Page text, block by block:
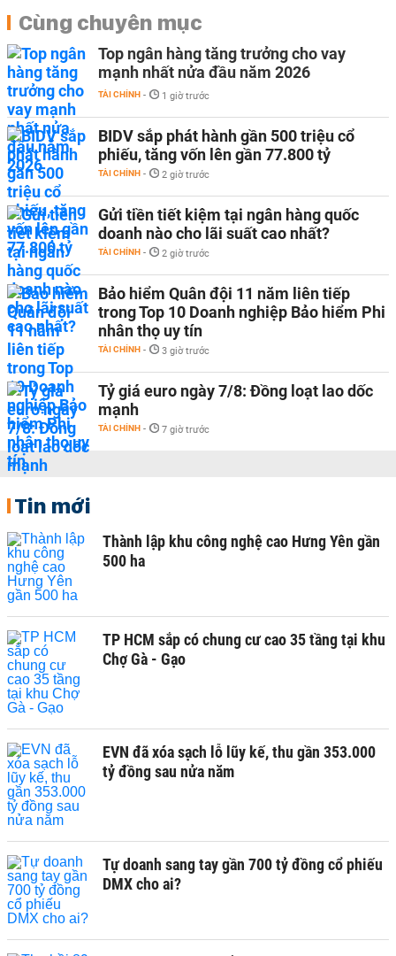
Cùng chuyên mục
Top ngân hàng tăng trưởng cho vay
mạnh nhất nửa đầu năm 2026
TÀI CHÍNH - 1 giờ trước
BIDV sắp phát hành gần 500 triệu cổ
phiếu, tăng vốn lên gần 77.800 tỷ
TÀI CHÍNH - 2 giờ trước
Gửi tiền tiết kiệm tại ngân hàng quốc
doanh nào cho lãi suất cao nhất?
TÀI CHÍNH - 2 giờ trước
Bảo hiểm Quân đội 11 năm liên tiếp
trong Top 10 Doanh nghiệp Bảo hiểm Phi
nhân thọ uy tín
TÀI CHÍNH - 3 giờ trước
Tỷ giá euro ngày 7/8: Đồng loạt lao dốc
mạnh
TÀI CHÍNH - 7 giờ trước
Tin mới
Thành lập khu công nghệ cao Hưng Yên gần
500 ha
TP HCM sắp có chung cư cao 35 tầng tại khu
Chợ Gà - Gạo
EVN đã xóa sạch lỗ lũy kế, thu gần 353.000
tỷ đồng sau nửa năm
Tự doanh sang tay gần 700 tỷ đồng cổ phiếu
DMX cho ai?